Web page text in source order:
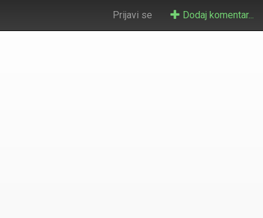
Prijavi se Dodaj komentar...